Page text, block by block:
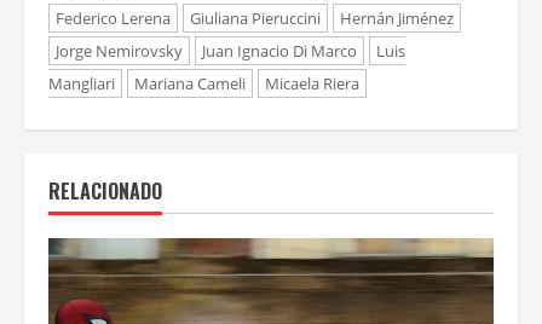
Federico Lerena
Giuliana Pieruccini
Hernán Jiménez
Jorge Nemirovsky
Juan Ignacio Di Marco
Luis
Mangliari
Mariana Cameli Micaela Riera
RELACIONADO